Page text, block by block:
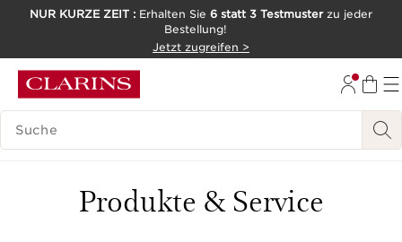
NUR KURZE ZEIT : Erhalten Sie 6 statt 3 Testmusterzu jeder
Bestellung!
Jetzt zugreifen >
LEGENDE SUCHEN
Produkte & Service